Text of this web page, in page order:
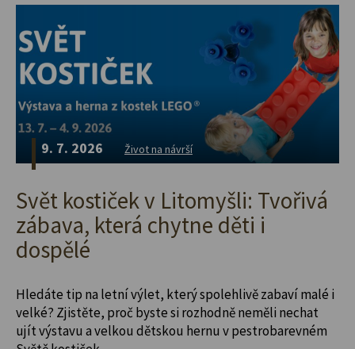
9. 7. 2026 Život na návrší
Svět kostiček v Litomyšli: Tvořivá
zábava, která chytne děti i
dospělé
Hledáte tip na letní výlet, který spolehlivě zabaví malé i
velké? Zjistěte, proč byste si rozhodně neměli nechat
ujít výstavu a velkou dětskou hernu v pestrobarevném